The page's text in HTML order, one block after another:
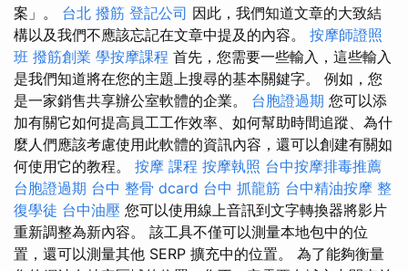
案」。 台北 撥筋 登記公司 因此，我們知道文章的大致結
構以及我們不應該忘記在文章中提及的內容。 按摩師證照
班 撥筋創業 學按摩課程 首先，您需要一些輸入，這些輸入
是我們知道將在您的主題上搜尋的基本關鍵字。 例如，您
是一家銷售共享辦公室軟體的企業。 台胞證過期 您可以添
加有關它如何提高員工工作效率、如何幫助時間追蹤、為什
麼人們應該考慮使用此軟體的資訊內容，還可以創建有關如
何使用它的教程。 按摩 課程 按摩執照 台中按摩排毒推薦
台胞證過期 台中 整骨 dcard 台中 抓龍筋 台中精油按摩 整
復學徒 台中油壓 您可以使用線上音訊到文字轉換器將影片
重新調整為新內容。 該工具不僅可以測量本地包中的位
置，還可以測量其他 SERP 擴充中的位置。 為了能夠衡量